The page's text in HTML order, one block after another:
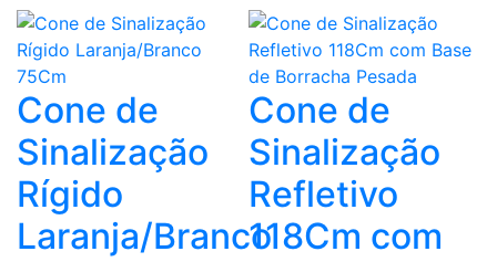
Cone de
Sinalização
Rígido
Laranja/Branco
Cone de
Sinalização
Refletivo
118Cm com